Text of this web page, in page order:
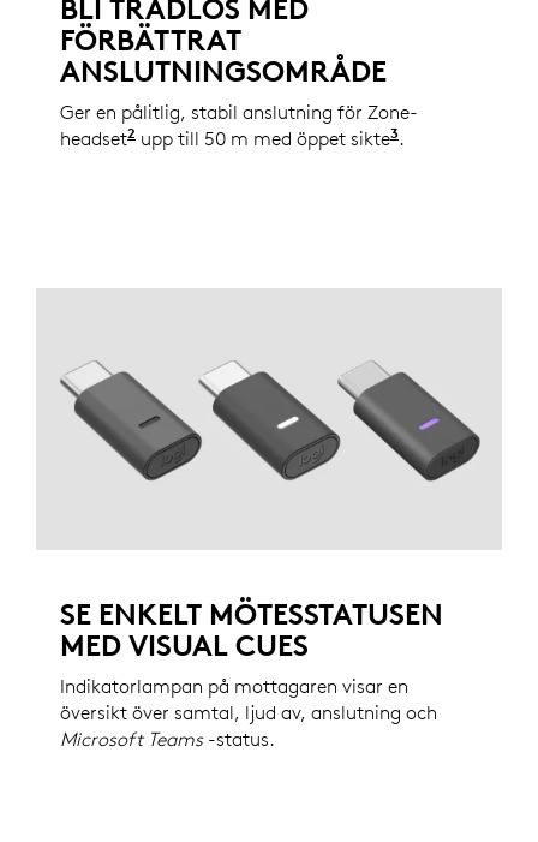
BLI TRÅDLÖS MED
FÖRBÄTTRAT
ANSLUTNINGSOMRÅDE
Ger en pålitlig, stabil anslutning för Zone-
headset2 Se hela listan över enheter som stöds
upp till 50 m med öppet sikte3Den trådlösa
.
SE ENKELT MÖTESSTATUSEN
MED VISUAL CUES
Indikatorlampan på mottagaren visar en
översikt över samtal, ljud av, anslutning och
Microsoft Teams-status.